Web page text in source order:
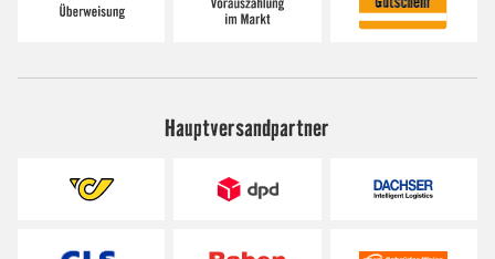
Hauptversandpartner